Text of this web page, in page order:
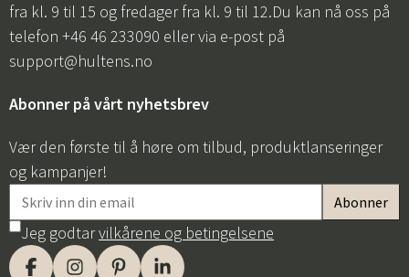
fra kl. 9 til 15 og fredager fra kl. 9 til 12.Du kan nå oss på
telefon +46 46 233090 eller via e-post på
support@hultens.no
Abonner på vårt nyhetsbrev
Vær den første til å høre om tilbud, produktlanseringer
og kampanjer!
Jeg godtarvilkårene og betingelsene